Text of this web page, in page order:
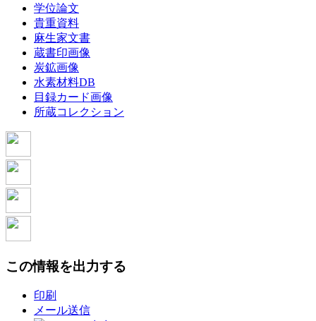
学位論文
貴重資料
麻生家文書
蔵書印画像
炭鉱画像
水素材料DB
目録カード画像
所蔵コレクション
この情報を出力する
印刷
メール送信